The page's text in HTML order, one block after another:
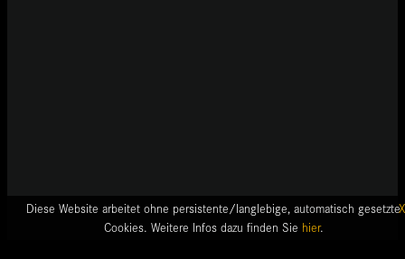
Diese Website arbeitet ohne persistente/langlebige, automatisch gesetzte
Cookies. Weitere Infos dazu finden Sie hier.
X